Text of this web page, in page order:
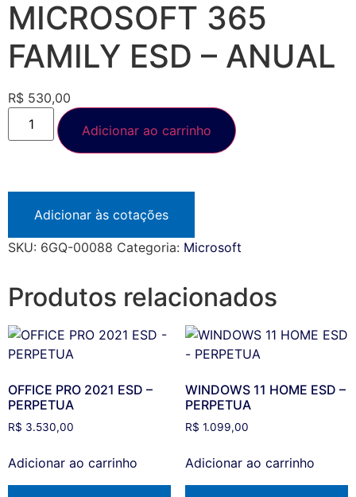
MICROSOFT 365
FAMILY ESD – ANUAL
R$ 530,00
Adicionar ao carrinho
Adicionar às cotações
SKU: 6GQ-00088 Categoria: Microsoft
Produtos relacionados
OFFICE PRO 2021 ESD –
PERPETUA
R$ 3.530,00
Adicionar ao carrinho
WINDOWS 11 HOME ESD –
PERPETUA
R$ 1.099,00
Adicionar ao carrinho